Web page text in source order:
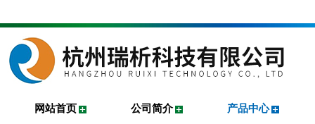
网站首页 公司简介 产品中心